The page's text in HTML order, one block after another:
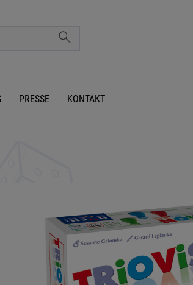
PRESSE KONTAKT